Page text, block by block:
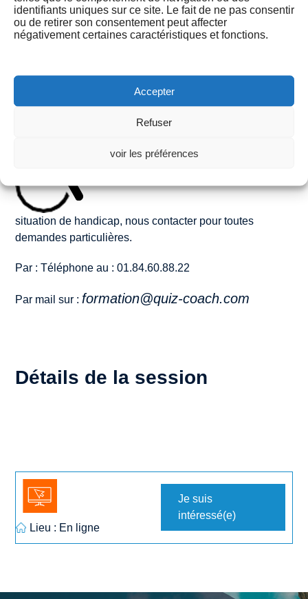
identifiants uniques sur ce site. Le fait de ne pas consentir
ou de retirer son consentement peut affecter
négativement certaines caractéristiques et fonctions.
Accepter
Refuser
voir les préférences
Pour en savoir plus sur les options de financement de la
formation, cliquez icilien.
situation de handicap, nous contacter pour toutes
demandes particulières.
Par : Téléphone au : 01.84.60.88.22
Par mail sur : formation@quiz-coach.com
Détails de la session
Lieu : En ligne
Je suis
intéressé(e)